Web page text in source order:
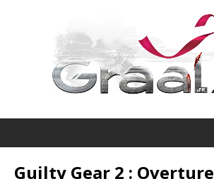
Guilty Gear 2 : Overture